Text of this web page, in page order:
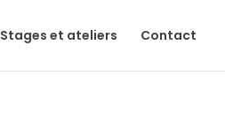
Stages et ateliers Contact